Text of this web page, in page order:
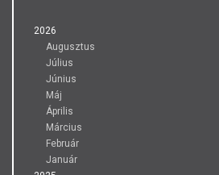
2026
Augusztus
Július
Június
Máj
Április
Március
Február
Január